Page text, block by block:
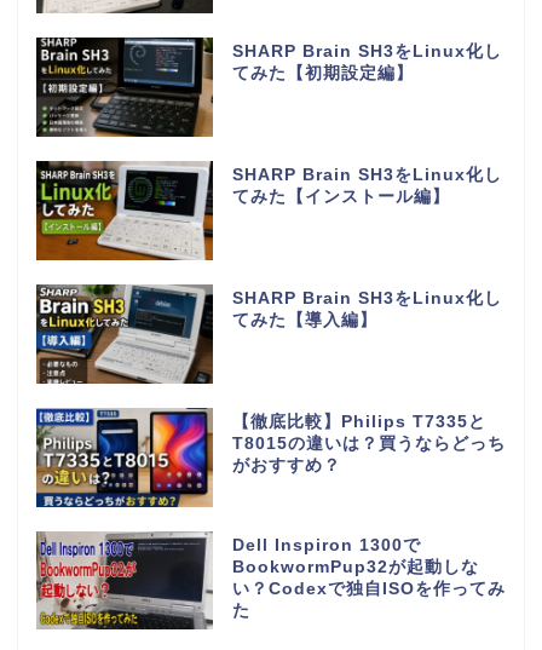
SHARP Brain SH3をLinux化し
てみた【初期設定編】
SHARP Brain SH3をLinux化し
てみた【インストール編】
SHARP Brain SH3をLinux化し
てみた【導入編】
【徹底比較】Philips T7335と
T8015の違いは？買うならどっち
がおすすめ？
Dell Inspiron 1300で
BookwormPup32が起動しな
い？Codexで独自ISOを作ってみ
た